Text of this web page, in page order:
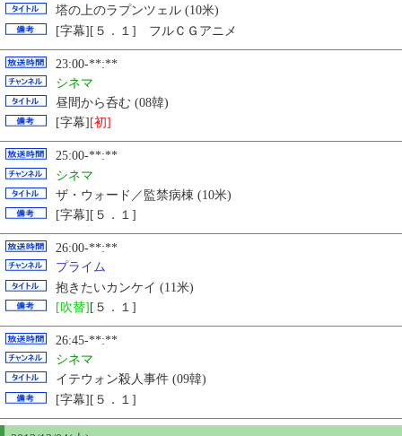
塔の上のラプンツェル (10米)
[字幕][５．１] フルＣＧアニメ
23:00-**:**
シネマ
昼間から呑む (08韓)
[字幕] [初]
25:00-**:**
シネマ
ザ・ウォード／監禁病棟 (10米)
[字幕][５．１]
26:00-**:**
プライム
抱きたいカンケイ (11米)
[吹替] [５．１]
26:45-**:**
シネマ
イテウォン殺人事件 (09韓)
[字幕][５．１]